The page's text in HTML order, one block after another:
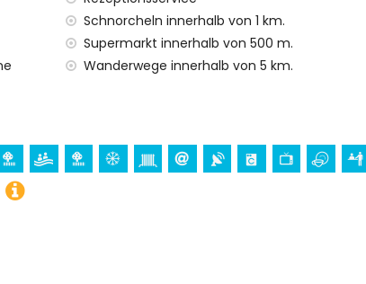
von der Unterkunft)
von 1000 Metern von der Wohnung)
von der Wohnung)
von der Wohnung)
Schnorcheln innerhalb von 1 km.
Supermarkt innerhalb von 500 m.
Wanderwege innerhalb von 5 km.